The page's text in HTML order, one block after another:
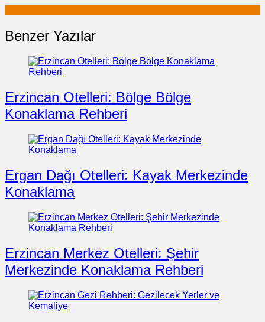
Benzer Yazılar
Erzincan Otelleri: Bölge Bölge
Konaklama Rehberi
Ergan Dağı Otelleri: Kayak Merkezinde
Konaklama
Erzincan Merkez Otelleri: Şehir
Merkezinde Konaklama Rehberi